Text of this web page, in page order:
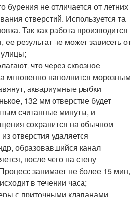
бурения не отличается от летних
отверстий. Используется та
Так как работа производится
результат не может зависеть от
что через сквозное
мгновенно наполнится морозным
аквариумные рыбки
132 мм отверстие будет
считанные минуты, и
сохранится на обычном
отверстия удаляется
образовавшийся канал
после чего на стену
занимает не более 15 мин,
в течении часа;
с приточными клапанами,